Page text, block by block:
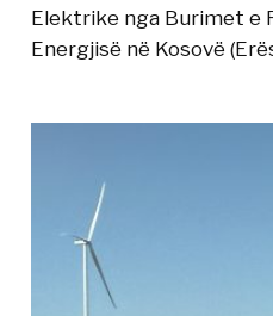
Elektrike nga Burimet e
Energjisë në Kosovë